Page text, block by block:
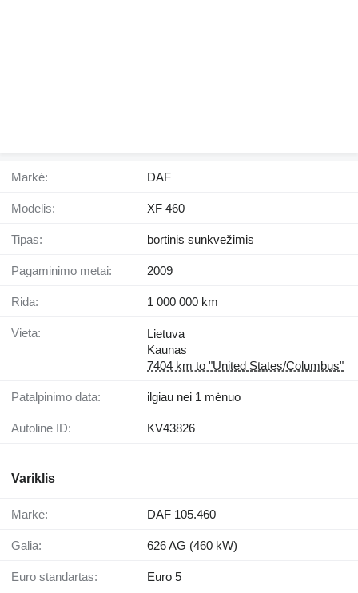
Markė: DAF
Modelis: XF 460
Tipas: bortinis sunkvežimis
Pagaminimo metai: 2009
Rida: 1 000 000 km
Vieta:
Lietuva
Kaunas
7404 km to "United States/Columbus"
Patalpinimo data: ilgiau nei 1 mėnuo
Autoline ID: KV43826
Variklis
Markė: DAF 105.460
Galia: 626 AG (460 kW)
Euro standartas: Euro 5